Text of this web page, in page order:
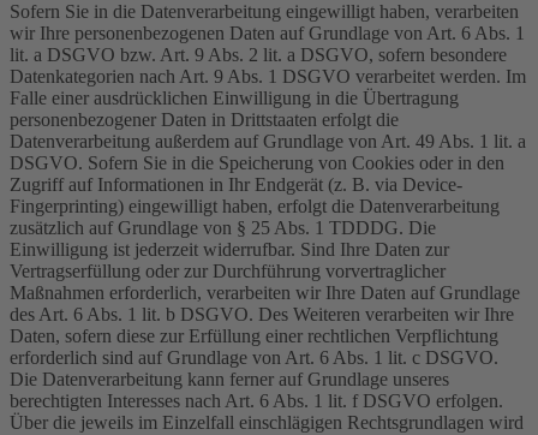
Sofern Sie in die Datenverarbeitung eingewilligt haben, verarbeiten
wir Ihre personenbezogenen Daten auf Grundlage von Art. 6 Abs. 1
lit. a DSGVO bzw. Art. 9 Abs. 2 lit. a DSGVO, sofern besondere
Datenkategorien nach Art. 9 Abs. 1 DSGVO verarbeitet werden. Im
Falle einer ausdrücklichen Einwilligung in die Übertragung
personenbezogener Daten in Drittstaaten erfolgt die
Datenverarbeitung außerdem auf Grundlage von Art. 49 Abs. 1 lit. a
DSGVO. Sofern Sie in die Speicherung von Cookies oder in den
Zugriff auf Informationen in Ihr Endgerät (z. B. via Device-
Fingerprinting) eingewilligt haben, erfolgt die Datenverarbeitung
zusätzlich auf Grundlage von § 25 Abs. 1 TDDDG. Die
Einwilligung ist jederzeit widerrufbar. Sind Ihre Daten zur
Vertragserfüllung oder zur Durchführung vorvertraglicher
Maßnahmen erforderlich, verarbeiten wir Ihre Daten auf Grundlage
des Art. 6 Abs. 1 lit. b DSGVO. Des Weiteren verarbeiten wir Ihre
Daten, sofern diese zur Erfüllung einer rechtlichen Verpflichtung
erforderlich sind auf Grundlage von Art. 6 Abs. 1 lit. c DSGVO.
Die Datenverarbeitung kann ferner auf Grundlage unseres
berechtigten Interesses nach Art. 6 Abs. 1 lit. f DSGVO erfolgen.
Über die jeweils im Einzelfall einschlägigen Rechtsgrundlagen wird